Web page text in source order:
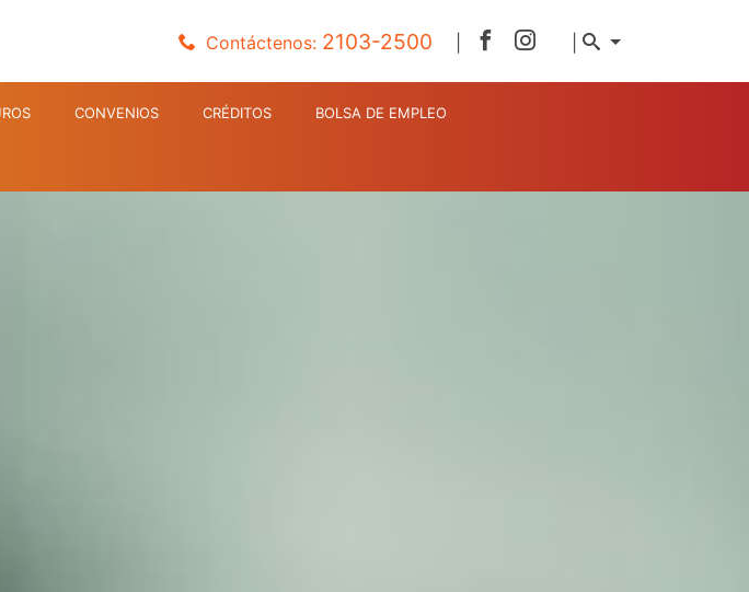
Contáctenos: 2103-2500 |
CONVENIOS CRÉDITOS BOLSA DE EMPLEO